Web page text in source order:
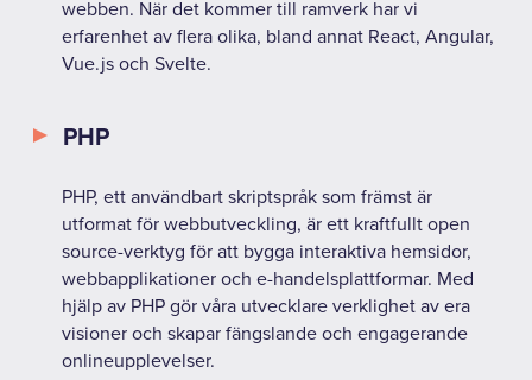
webben. När det kommer till ramverk har vi
erfarenhet av flera olika, bland annat React, Angular,
Vue.js och Svelte.
PHP
PHP, ett användbart skriptspråk som främst är
utformat för webbutveckling, är ett kraftfullt open
source-verktyg för att bygga interaktiva hemsidor,
webbapplikationer och e-handelsplattformar. Med
hjälp av PHP gör våra utvecklare verklighet av era
visioner och skapar fängslande och engagerande
onlineupplevelser.